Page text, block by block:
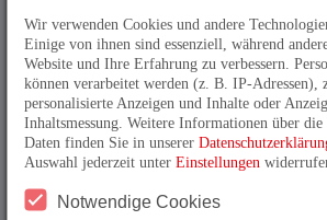
M23 / M12 Stecker oder
Weitbereichsnetzteil 4,75 … 30
TTL- oder HTL-Ausgang
IEV, IES, IEH 58 im
Wir verwenden Cookies und andere
Einige von ihnen sind essenziell, während
Website und Ihre Erfahrung zu verbessern.
können verarbeitet werden (z. B. IP-Adressen),
personalisierte Anzeigen und Inhalte oder
Inhaltsmessung. Weitere Informationen über
Daten finden Sie in unserer
Auswahl jederzeit unterEinstellungen
Notwendige Cookies